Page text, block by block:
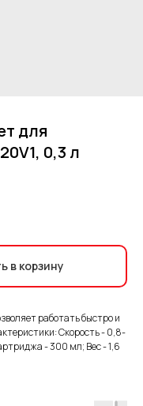
для
0,3 л
в корзину
работать быстро и
Скорость - 0,8-
- 300 мл; Вес - 1,6